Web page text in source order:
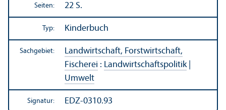
Seiten: 22 S.
Typ: Kinderbuch
Sachgebiet:
Landwirtschaft, Forstwirtschaft,
Fischerei : Landwirtschafts­politik|
Umwelt
Signatur: EDZ-0310.93